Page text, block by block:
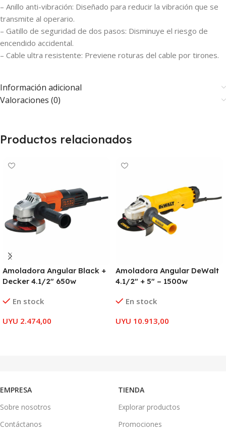
– Anillo anti-vibración: Diseñado para reducir la vibración que se
transmite al operario.
– Gatillo de seguridad de dos pasos: Disminuye el riesgo de
encendido accidental.
– Cable ultra resistente: Previene roturas del cable por tirones.
Información adicional
Valoraciones (0)
Productos relacionados
Amoladora Angular Black +
Decker 4.1/2″ 650w
En stock
UYU 2.474,00
Amoladora Angular DeWalt
4.1/2″ + 5″ – 1500w
En stock
UYU 10.913,00
EMPRESA
Sobre nosotros
Contáctanos
TIENDA
Explorar productos
Promociones